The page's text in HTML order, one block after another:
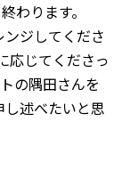
わります。
ジしてくださ
応じてくださっ
の隅田さんを
述べたいと思